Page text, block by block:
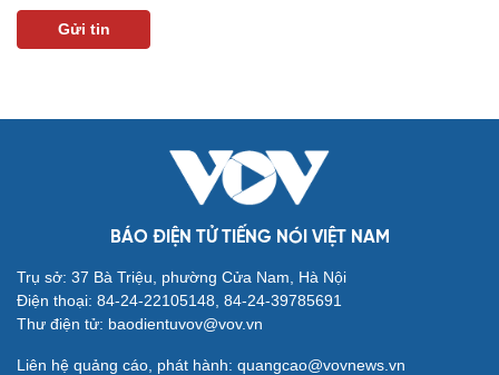
Gửi tin
BÁO ĐIỆN TỬ TIẾNG NÓI VIỆT NAM
Trụ sở: 37 Bà Triệu, phường Cửa Nam, Hà Nội
Điện thoại: 84-24-22105148, 84-24-39785691
Thư điện tử: baodientuvov@vov.vn
Liên hệ quảng cáo, phát hành: quangcao@vovnews.vn